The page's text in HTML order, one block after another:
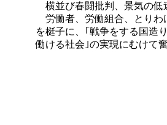
横並び春闘批判、景気の低
労働者、労働組合、とりわ
を梃子に、｢戦争をする国造
働ける社会｣の実現にむけて